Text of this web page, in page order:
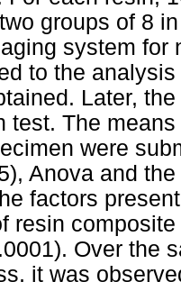
groups of 8
system for
to the
Later,
test. The
were
Anova and
factors
resin
Over the
it was